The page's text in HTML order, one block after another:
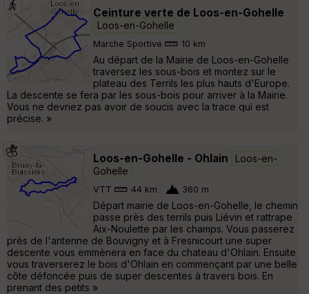
Ceinture verte de Loos-en-Gohelle
Loos-en-Gohelle
Marche Sportive 10 km
Au départ de la Mairie de Loos-en-Gohelle
traversez les sous-bois et montez sur le
plateau des Terrils les plus hauts d'Europe.
La descente se fera par les sous-bois pour arriver à la Mairie.
Vous ne devriez pas avoir de soucis avec la trace qui est
précise. »
Loos-en-Gohelle - Ohlain
Loos-en-
Gohelle
VTT 44 km 360 m
Départ mairie de Loos-en-Gohelle, le chemin
passe près des terrils puis Liévin et rattrape
Aix-Noulette par les champs. Vous passerez
près de l'antenne de Bouvigny et à Fresnicourt une super
descente vous emmènera en face du chateau d'Ohlain. Ensuite
vous traverserez le bois d'Ohlain en commençant par une belle
côte défoncée puis de super descentes à travers bois. En
prenant des petits »